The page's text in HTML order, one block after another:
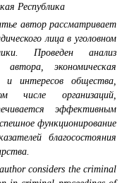
Республика
автор рассматривает
лица в уголовном
Проведен анализ
экономическая
и интересов общества,
организаций,
эффективным
функционирование
благосостояния
considers the criminal